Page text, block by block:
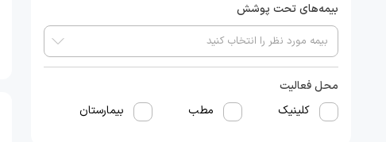
بیمه‌های تحت پوشش
محل فعالیت
کلینیک
مطب بیمارستان